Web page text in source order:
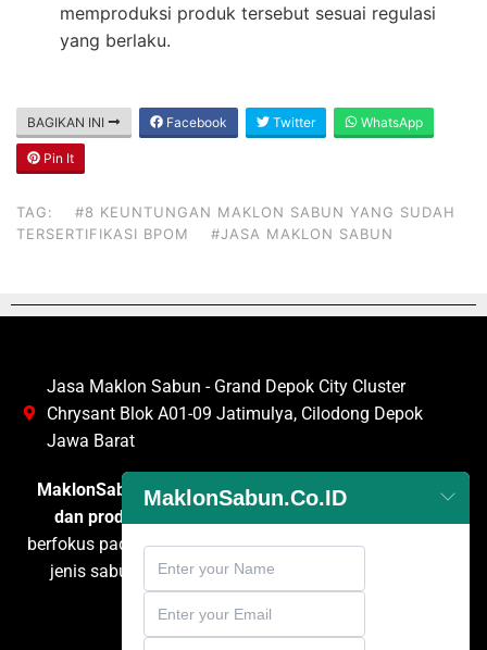
memproduksi produk tersebut sesuai regulasi
yang berlaku.
BAGIKAN INI Facebook Twitter WhatsApp
Pin It
TAG:
#8 KEUNTUNGAN MAKLON SABUN YANG SUDAH
TERSERTIFIKASI BPOM
#JASA MAKLON SABUN
Jasa Maklon Sabun - Grand Depok City Cluster
Chrysant Blok A01-09 Jatimulya, Cilodong Depok
Jawa Barat
MaklonSabun.co.idadalah penyedia layanan
maklon
dan produksi sabun
berfokus pada pengembangan dan pembuatan berbagai
jenis sabun untuk kebutuhan personal care, rumah
tangga, dan komersial.
MaklonSabun.Co.ID